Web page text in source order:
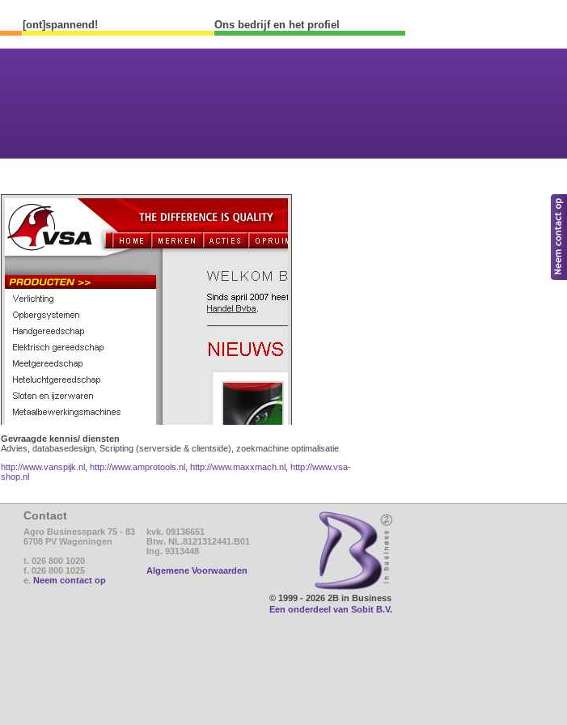
[ont]spannend! Ons bedrijf en het profiel
Gevraagde kennis/ diensten
Advies, databasedesign, Scripting (serverside & clientside), zoekmachine optimalisatie
http://www.vanspijk.nl, http://www.amprotools.nl, http://www.maxxmach.nl, http://www.vsa-
shop.nl
Contact
Agro Businesspark 75 - 83
6708 PV Wageningen
t. 026 800 1020
f. 026 800 1025
e. Neem contact op
kvk. 09136651
Btw. NL.8121312441.B01
Ing. 9313448
Algemene Voorwaarden
© 1999 - 2026 2B in Business
Een onderdeel van Sobit B.V.